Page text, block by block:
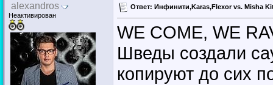
alexandros
Неактивирован
Ответ: Инфинити,Karas,Flexor vs. Misha
WE COME, WE
Шведы создали
копируют до сих